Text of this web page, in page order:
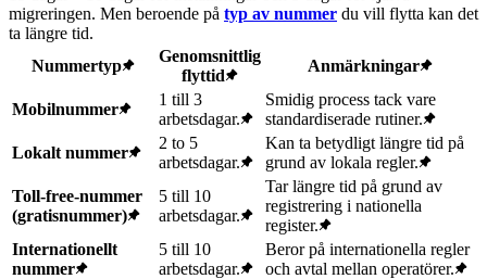
migreringen. Men beroende på typ av nummer du vill flytta kan det
ta längre tid.
Nummertyp
Genomsnittlig
flyttid
Anmärkningar
Mobilnummer
1 till 3
arbetsdagar.
Smidig process tack vare
standardiserade rutiner.
Lokalt nummer
2 to 5
arbetsdagar.
Kan ta betydligt längre tid på
grund av lokala regler.
Toll-free-nummer
(gratisnummer)
5 till 10
arbetsdagar.
Tar längre tid på grund av
registrering i nationella
register.
Internationellt
nummer
5 till 10
arbetsdagar.
Beror på internationella regler
och avtal mellan operatörer.